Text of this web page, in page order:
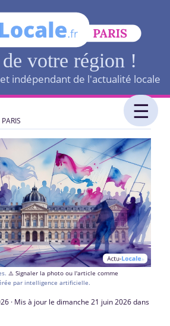
votre région !
indépendant de l'actualité locale
PARIS
⚠️ Signaler la photo ou l'article comme
par intelligence artificielle.
· Mis à jour le dimanche 21 juin 2026 dans